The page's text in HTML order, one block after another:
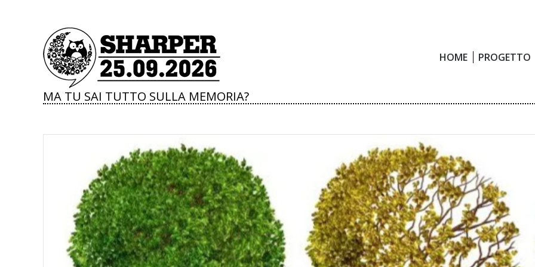
HOME PROGETTO
MA TU SAI TUTTO SULLA MEMORIA?